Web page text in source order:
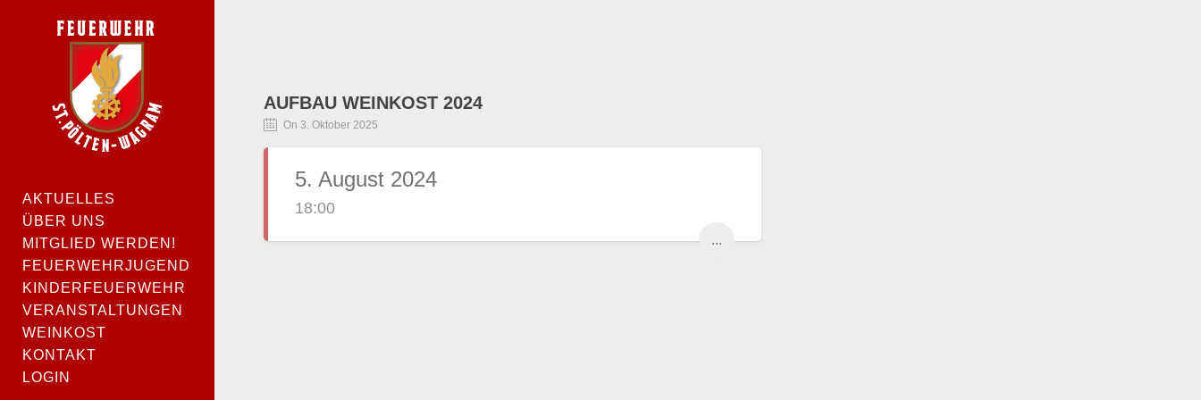
AKTUELLES
ÜBER UNS
MITGLIED WERDEN!
FEUERWEHRJUGEND
KINDERFEUERWEHR
VERANSTALTUNGEN
WEINKOST
KONTAKT
LOGIN
AUFBAU WEINKOST 2024
On 3. Oktober 2025
5. August 2024
18:00
...